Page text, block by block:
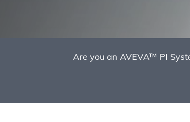
Are you an AVEVA™ PI